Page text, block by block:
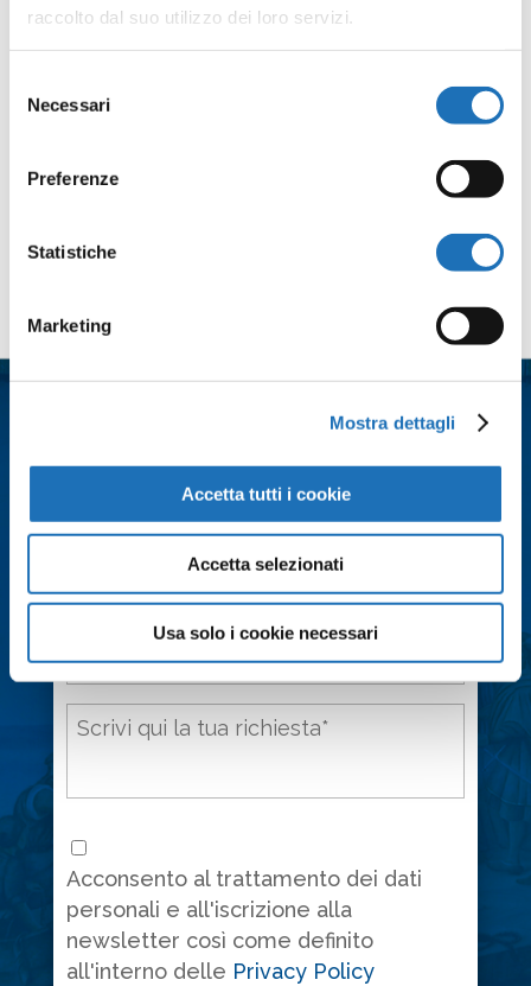
raccolto dal suo utilizzo dei loro servizi.
delNecessari
Preferenze
Statistiche
Marketing
Mostra dettagli
Accetta tutti i cookie
Accetta selezionati
Usa solo i cookie necessari
Condividi
Facebook
Twitter
Email *
Messaggio
Consenso
Acconsento al trattamento dei dati
personali e all'iscrizione alla
newsletter così come definito
all'interno delle Privacy Policy